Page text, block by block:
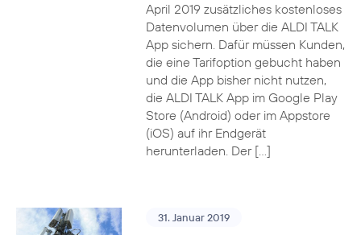
April 2019 zusätzliches kostenloses
Datenvolumen über die ALDI TALK
App sichern. Dafür müssen Kunden,
die eine Tarifoption gebucht haben
und die App bisher nicht nutzen,
die ALDI TALK App im Google Play
Store (Android) oder im Appstore
(iOS) auf ihr Endgerät
herunterladen. Der […]
31. Januar 2019